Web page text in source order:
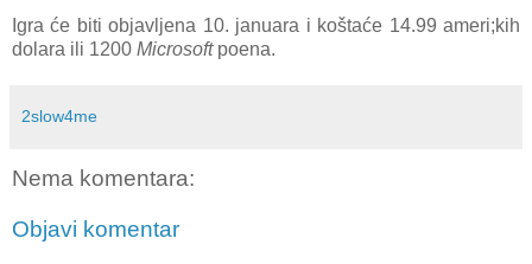
Igra će biti objavljena 10. januara i koštaće 14.99 ameri;kih
dolara ili 1200 Microsoftpoena.
2slow4me
Nema komentara:
Objavi komentar